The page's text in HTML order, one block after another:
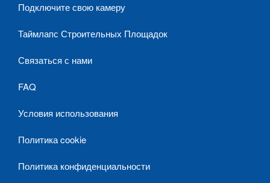
Подключите свою камеру
Таймлапс Строительных Площадок
Связаться с нами
FAQ
Условия использования
Политика cookie
Политика конфиденциальности